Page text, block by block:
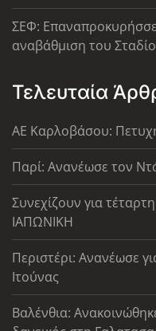
ΣΕΦ:
αναβάθμιση του
Τελευταία
ΑΕ Καρλοβάσου:
Παρί: Ανανέωσε τον
Συνεχίζουν για
ΙΑΠΩΝΙΚΗ
Περιστέρι: Ανανέωσε
Ιτούνας
Βαλένθια: